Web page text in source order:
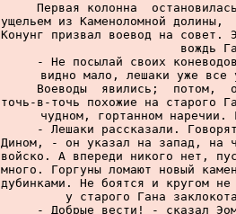
Первая колонна
ущельем из Каменоломной
Конунг призвал воевод на совет.
вождь
- Не посылай своих
видно мало, лешаки уже все
Воеводы  явились;  потом,
точь-в-точь похожие на старого
чудном, гортанном
- Лешаки рассказали.
Дином, - он указал на запад, на
войско. А впереди никого нет,
много. Горгуны ломают новый
дубинками. Не боятся и кругом
у старого Гана
- Добрые вести! - сказал